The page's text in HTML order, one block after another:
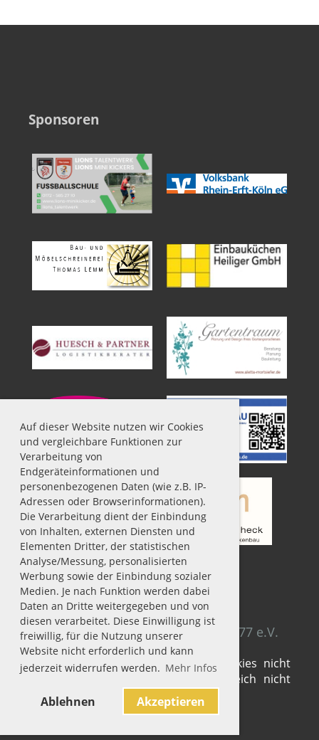
Auf dieser Website nutzen wir Cookies
und vergleichbare Funktionen zur
Verarbeitung von
Endgeräteinformationen und
personenbezogenen Daten (wie z.B. IP-
Adressen oder Browserinformationen).
Die Verarbeitung dient der Einbindung
von Inhalten, externen Diensten und
Elementen Dritter, der statistischen
Analyse/Messung, personalisierten
Werbung sowie der Einbindung sozialer
Medien. Je nach Funktion werden dabei
Daten an Dritte weitergegeben und von
diesen verarbeitet. Diese Einwilligung ist
freiwillig, für die Nutzung unserer
Website nicht erforderlich und kann
jederzeit widerrufen werden. Mehr Infos
Ablehnen Akzeptieren
Sponsoren
Impressum|Datenschutz
© SV Fühlingen-Chorweiler 1929/77 e.V.
Sie haben die Verwendung von Cookies nicht
akzeptiert. Deshalb kann dieser Bereich nicht
dargestellt werden.